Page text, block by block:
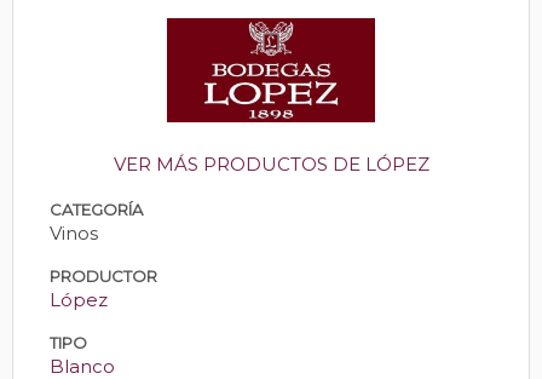
VER MÁS PRODUCTOS DE LÓPEZ
CATEGORÍA
Vinos
PRODUCTOR
López
TIPO
Blanco